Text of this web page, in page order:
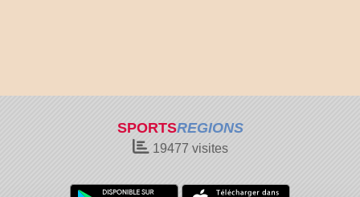
SPORTSREGIONS
19477 visites